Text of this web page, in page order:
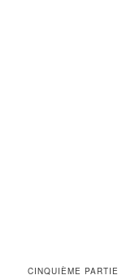
CINQUIÈME PARTIE